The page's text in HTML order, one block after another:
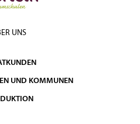
UNS
UND KOMMUNEN